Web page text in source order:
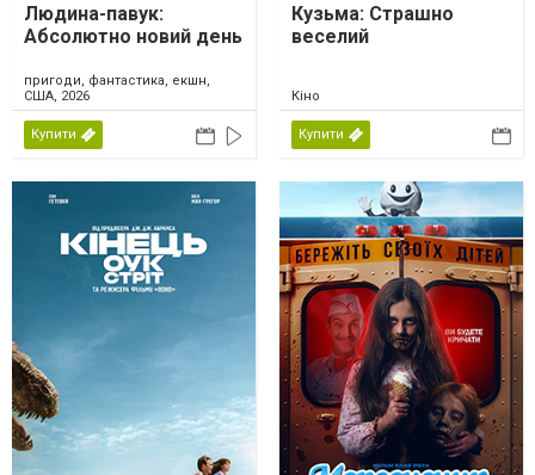
Людина-павук:
Абсолютно новий день
пригоди, фантастика, екшн,
США, 2026
Купити
Кузьма: Страшно
веселий
Кіно
Купити